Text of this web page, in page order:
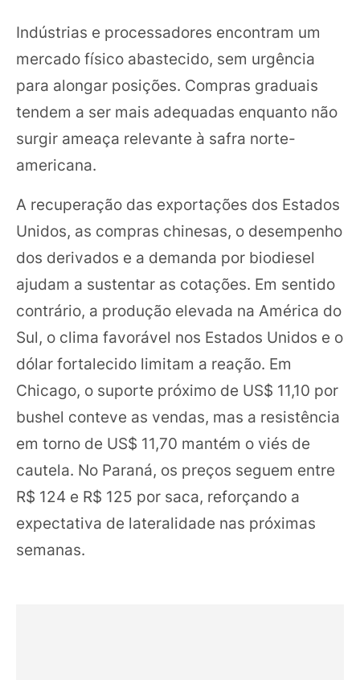
Indústrias e processadores encontram um
mercado físico abastecido, sem urgência
para alongar posições. Compras graduais
tendem a ser mais adequadas enquanto não
surgir ameaça relevante à safra norte-
americana.
A recuperação das exportações dos Estados
Unidos, as compras chinesas, o desempenho
dos derivados e a demanda por biodiesel
ajudam a sustentar as cotações. Em sentido
contrário, a produção elevada na América do
Sul, o clima favorável nos Estados Unidos e o
dólar fortalecido limitam a reação. Em
Chicago, o suporte próximo de US$ 11,10 por
bushel conteve as vendas, mas a resistência
em torno de US$ 11,70 mantém o viés de
cautela. No Paraná, os preços seguem entre
R$ 124 e R$ 125 por saca, reforçando a
expectativa de lateralidade nas próximas
semanas.